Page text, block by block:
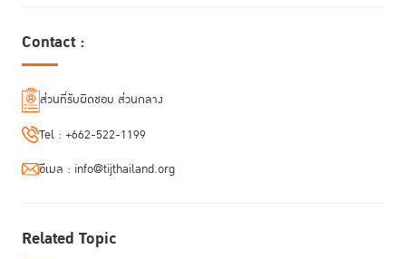
กำหนดกรุงเทพ” ซึ่งได้รับการริเริ่มโดยสมเด็จพระเจ้าลูกเธอ เจ้าฟ้าพัชรกิติยา
ภา นเรนทิราเทพยวดี ในการยกระดับคุณภาพชีวิตและสิทธิของผู้หญิงในสถาน
คุมขังทั่วโลก พร้อมทั้งกล่าวถึงความพยายามอย่างต่อเนื่องของประเทศไทยใน
การขับเคลื่อนการนำข้อกำหนดกรุงเทพไปปฏิบัติอย่างเป็นรูปธรรม ผ่าน
โครงการ Bangkok Rules Accelerator ซึ่งเป็นโครงการระดับโลกและจัดตั้ง
โดย UNODC และ TIJ นอกจากนี้ นายเชิดชายยังได้ย้ำถึงความมุ่งมั่นของ
ประเทศไทยในการส่งเสริมและคุ้มครองสิทธิของผู้หญิงในทุกบริบท ในฐานะ
Contact :
ส่วนที่รับผิดชอบ ส่วนกลาง
Tel : +662-522-1199
อีเมล : info@tijthailand.org
Related Topic